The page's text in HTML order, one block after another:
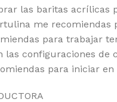
las baritas acrílicas
me recomiendas
para trabajar
las configuraciones de
para iniciar